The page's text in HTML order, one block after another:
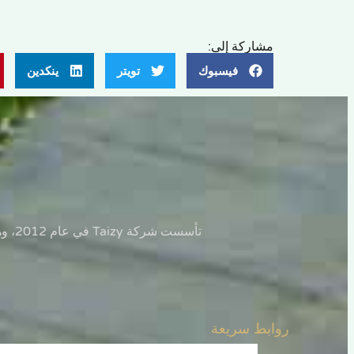
مشاركة إلى:
فيسبوك تويتر ينكدين
تأسست شركة Taizy في عام 2012، وهي شركة مصنعة مشهورة متخصصة في إنتاج آلات زرع بذور الحضانة الأوتوماتيكية وشبه الأوتوماتيكية بالكامل.
روابط سريعة